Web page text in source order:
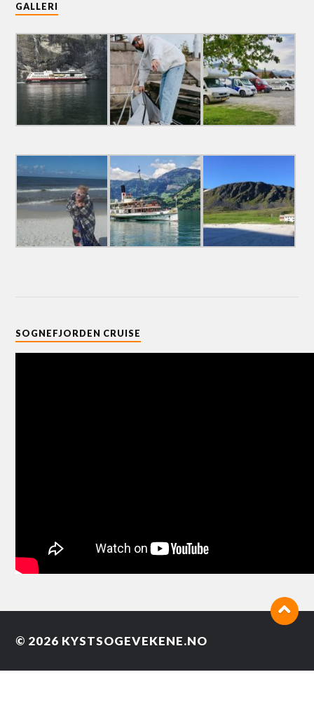
GALLERI
SOGNEFJORDEN CRUISE
© 2026 KYSTSOGEVEKENE.NO